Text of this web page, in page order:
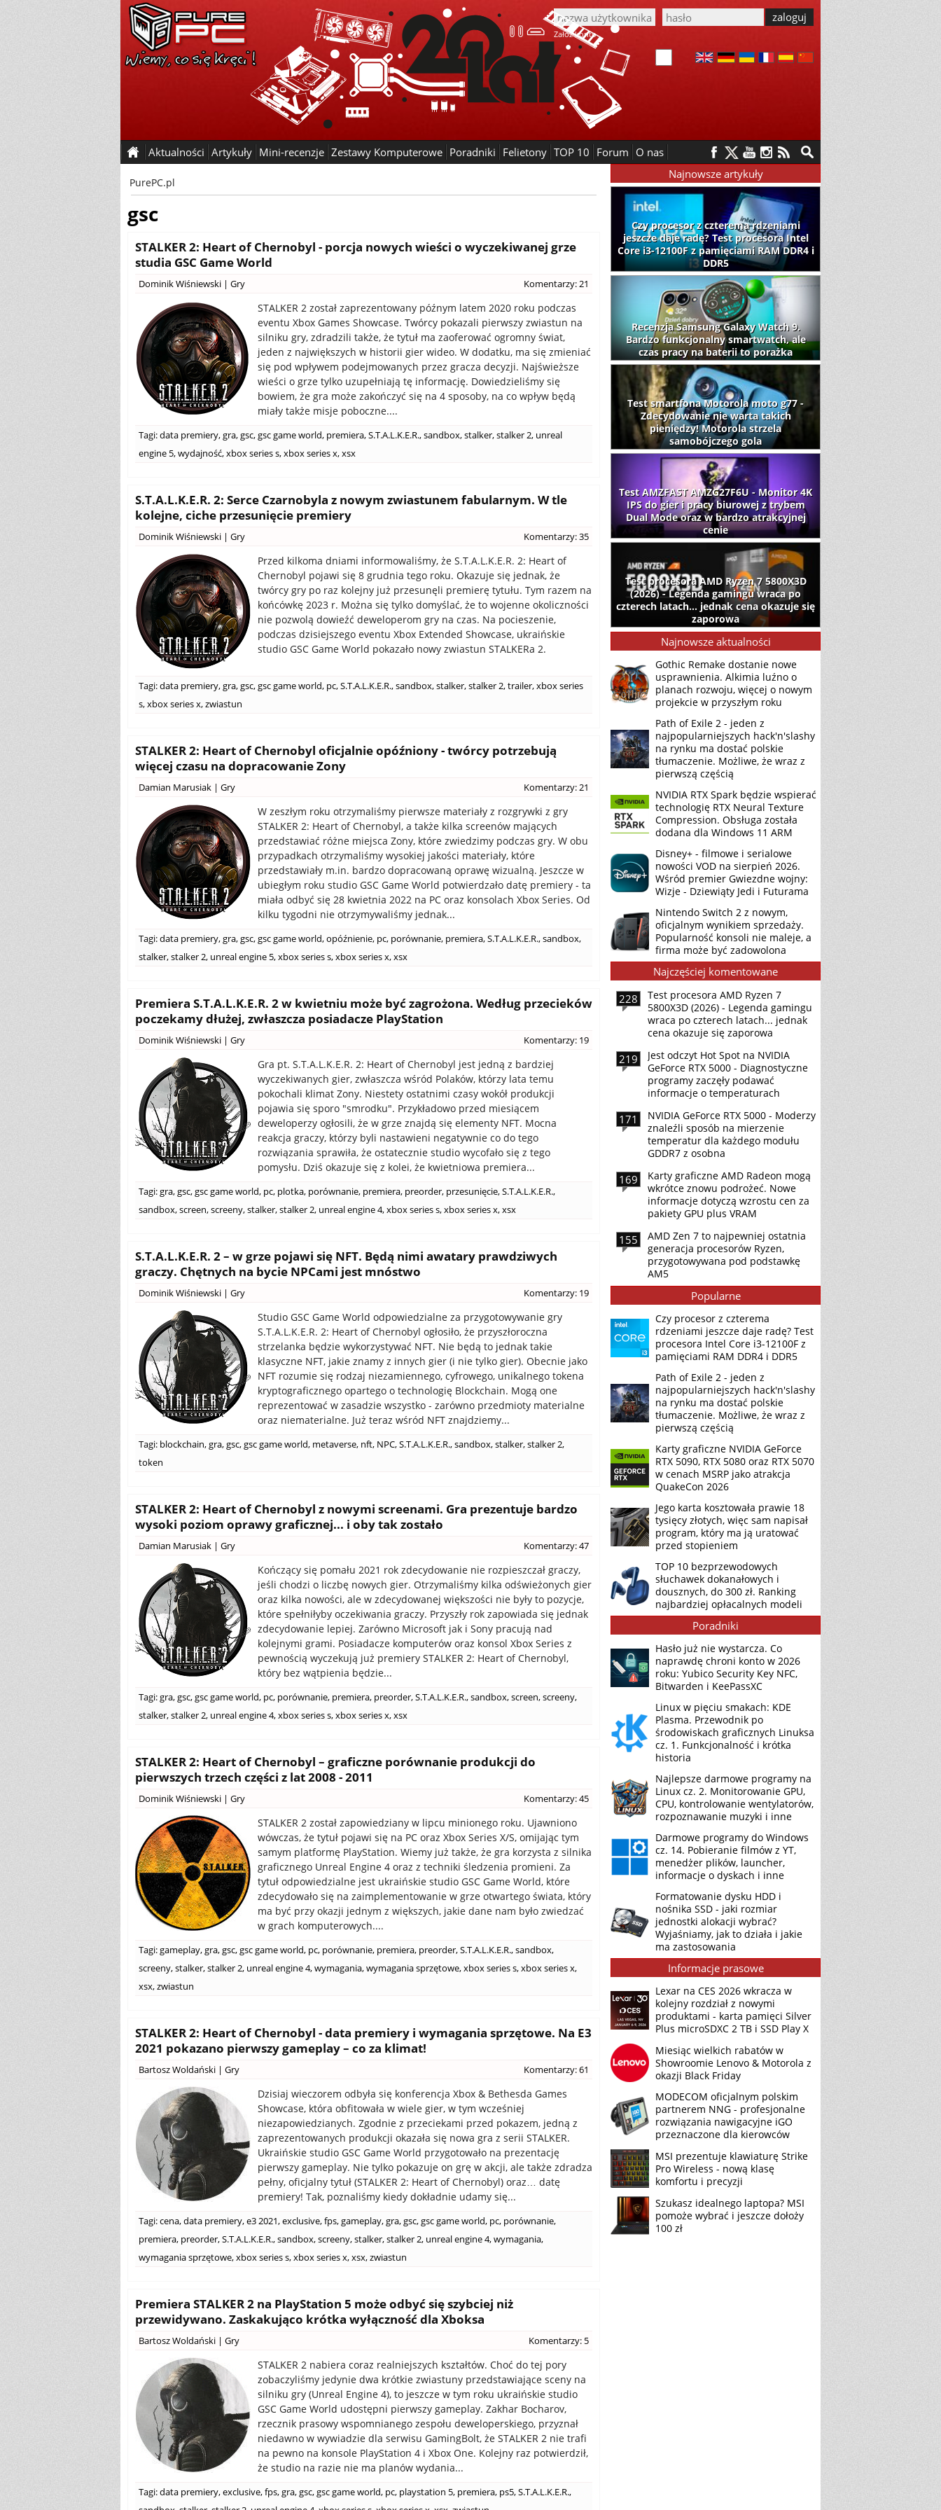
Załóż konto
Aktualności Artykuły Mini-recenzje Zestawy Komputerowe Poradniki Felietony TOP 10 Forum O nas
PurePC.pl
gsc
STALKER 2: Heart of Chernobyl - porcja nowych wieści o wyczekiwanej grze
studia GSC Game World
Dominik Wiśniewski | Gry Komentarzy: 21
STALKER 2 został zaprezentowany późnym latem 2020 roku podczas
eventu Xbox Games Showcase. Twórcy pokazali pierwszy zwiastun na
silniku gry, zdradzili także, że tytuł ma zaoferować ogromny świat,
jeden z największych w historii gier wideo. W dodatku, ma się zmieniać
się pod wpływem podejmowanych przez gracza decyzji. Najświeższe
wieści o grze tylko uzupełniają tę informację. Dowiedzieliśmy się
bowiem, że gra może zakończyć się na 4 sposoby, na co wpływ będą
miały także misje poboczne....
Tagi:data premiery,gra,gsc,gsc game world, premiera,S.T.A.L.K.E.R.,sandbox,stalker,stalker 2, unreal
engine 5,wydajność,xbox series s,xbox series x,xsx
S.T.A.L.K.E.R. 2: Serce Czarnobyla z nowym zwiastunem fabularnym. W tle
kolejne, ciche przesunięcie premiery
Dominik Wiśniewski | Gry Komentarzy: 35
Przed kilkoma dniami informowaliśmy, że S.T.A.L.K.E.R. 2: Heart of
Chernobyl pojawi się 8 grudnia tego roku. Okazuje się jednak, że
twórcy gry po raz kolejny już przesunęli premierę tytułu. Tym razem na
końcówkę 2023 r. Można się tylko domyślać, że to wojenne okoliczności
nie pozwolą dowieźć deweloperom gry na czas. Na pocieszenie,
podczas dzisiejszego eventu Xbox Extended Showcase, ukraińskie
studio GSC Game World pokazało nowy zwiastun STALKERa 2.
Tagi:data premiery,gra,gsc,gsc game world, pc,S.T.A.L.K.E.R.,sandbox,stalker,stalker 2,trailer,xbox series
s,xbox series x,zwiastun
STALKER 2: Heart of Chernobyl oficjalnie opóźniony - twórcy potrzebują
więcej czasu na dopracowanie Zony
Damian Marusiak | Gry Komentarzy: 21
W zeszłym roku otrzymaliśmy pierwsze materiały z rozgrywki z gry
STALKER 2: Heart of Chernobyl, a także kilka screenów mających
przedstawiać różne miejsca Zony, które zwiedzimy podczas gry. W obu
przypadkach otrzymaliśmy wysokiej jakości materiały, które
przedstawiały m.in. bardzo dopracowaną oprawę wizualną. Jeszcze w
ubiegłym roku studio GSC Game World potwierdzało datę premiery - ta
miała odbyć się 28 kwietnia 2022 na PC oraz konsolach Xbox Series. Od
kilku tygodni nie otrzymywaliśmy jednak...
Tagi:data premiery,gra,gsc,gsc game world,opóźnienie, pc, porównanie, premiera,S.T.A.L.K.E.R.,sandbox,
stalker,stalker 2, unreal engine 5,xbox series s,xbox series x,xsx
Premiera S.T.A.L.K.E.R. 2 w kwietniu może być zagrożona. Według przecieków
poczekamy dłużej, zwłaszcza posiadacze PlayStation
Dominik Wiśniewski | Gry Komentarzy: 19
Gra pt. S.T.A.L.K.E.R. 2: Heart of Chernobyl jest jedną z bardziej
wyczekiwanych gier, zwłaszcza wśród Polaków, którzy lata temu
pokochali klimat Zony. Niestety ostatnimi czasy wokół produkcji
pojawia się sporo "smrodku". Przykładowo przed miesiącem
deweloperzy ogłosili, że w grze znajdą się elementy NFT. Mocna
reakcja graczy, którzy byli nastawieni negatywnie co do tego
rozwiązania sprawiła, że ostatecznie studio wycofało się z tego
pomysłu. Dziś okazuje się z kolei, że kwietniowa premiera...
Tagi:gra,gsc,gsc game world, pc, plotka, porównanie, premiera, preorder, przesunięcie,S.T.A.L.K.E.R.,
sandbox,screen,screeny,stalker,stalker 2, unreal engine 4,xbox series s,xbox series x,xsx
S.T.A.L.K.E.R. 2 – w grze pojawi się NFT. Będą nimi awatary prawdziwych
graczy. Chętnych na bycie NPCami jest mnóstwo
Dominik Wiśniewski | Gry Komentarzy: 19
Studio GSC Game World odpowiedzialne za przygotowywanie gry
S.T.A.L.K.E.R. 2: Heart of Chernobyl ogłosiło, że przyszłoroczna
strzelanka będzie wykorzystywać NFT. Nie będą to jednak takie
klasyczne NFT, jakie znamy z innych gier (i nie tylko gier). Obecnie jako
NFT rozumie się rodzaj niezamiennego, cyfrowego, unikalnego tokena
kryptograficznego opartego o technologię Blockchain. Mogą one
reprezentować w zasadzie wszystko - zarówno przedmioty materialne
oraz niematerialne. Już teraz wśród NFT znajdziemy...
Tagi: blockchain,gra,gsc,gsc game world, metaverse, nft, NPC,S.T.A.L.K.E.R.,sandbox,stalker,stalker 2,
token
STALKER 2: Heart of Chernobyl z nowymi screenami. Gra prezentuje bardzo
wysoki poziom oprawy graficznej... i oby tak zostało
Damian Marusiak | Gry Komentarzy: 47
Kończący się pomału 2021 rok zdecydowanie nie rozpieszczał graczy,
jeśli chodzi o liczbę nowych gier. Otrzymaliśmy kilka odświeżonych gier
oraz kilka nowości, ale w zdecydowanej większości nie były to pozycje,
które spełniłyby oczekiwania graczy. Przyszły rok zapowiada się jednak
zdecydowanie lepiej. Zarówno Microsoft jak i Sony pracują nad
kolejnymi grami. Posiadacze komputerów oraz konsol Xbox Series z
pewnością wyczekują już premiery STALKER 2: Heart of Chernobyl,
który bez wątpienia będzie...
Tagi:gra,gsc,gsc game world, pc, porównanie, premiera, preorder,S.T.A.L.K.E.R.,sandbox,screen,screeny,
stalker,stalker 2, unreal engine 4,xbox series s,xbox series x,xsx
STALKER 2: Heart of Chernobyl – graficzne porównanie produkcji do
pierwszych trzech części z lat 2008 - 2011
Dominik Wiśniewski | Gry Komentarzy: 45
STALKER 2 został zapowiedziany w lipcu minionego roku. Ujawniono
wówczas, że tytuł pojawi się na PC oraz Xbox Series X/S, omijając tym
samym platformę PlayStation. Wiemy już także, że gra korzysta z silnika
graficznego Unreal Engine 4 oraz z techniki śledzenia promieni. Za
tytuł odpowiedzialne jest ukraińskie studio GSC Game World, które
zdecydowało się na zaimplementowanie w grze otwartego świata, który
ma być przy okazji jednym z większych, jakie dane nam było zwiedzać
w grach komputerowych....
Tagi:gameplay,gra,gsc,gsc game world, pc, porównanie, premiera, preorder,S.T.A.L.K.E.R.,sandbox,
screeny,stalker,stalker 2, unreal engine 4,wymagania,wymagania sprzętowe,xbox series s,xbox series x,
xsx,zwiastun
STALKER 2: Heart of Chernobyl - data premiery i wymagania sprzętowe. Na E3
2021 pokazano pierwszy gameplay – co za klimat!
Bartosz Woldański | Gry Komentarzy: 61
Dzisiaj wieczorem odbyła się konferencja Xbox & Bethesda Games
Showcase, która obfitowała w wiele gier, w tym wcześniej
niezapowiedzianych. Zgodnie z przeciekami przed pokazem, jedną z
zaprezentowanych produkcji okazała się nowa gra z serii STALKER.
Ukraińskie studio GSC Game World przygotowało na prezentację
pierwszy gameplay. Nie tylko pokazuje on grę w akcji, ale także zdradza
pełny, oficjalny tytuł (STALKER 2: Heart of Chernobyl) oraz… datę
premiery! Tak, poznaliśmy kiedy dokładnie udamy się...
Tagi:cena,data premiery,e3 2021,exclusive,fps,gameplay,gra,gsc,gsc game world, pc, porównanie,
premiera, preorder,S.T.A.L.K.E.R.,sandbox,screeny,stalker,stalker 2, unreal engine 4,wymagania,
wymagania sprzętowe,xbox series s,xbox series x,xsx,zwiastun
Premiera STALKER 2 na PlayStation 5 może odbyć się szybciej niż
przewidywano. Zaskakująco krótka wyłączność dla Xboksa
Bartosz Woldański | Gry Komentarzy: 5
STALKER 2 nabiera coraz realniejszych kształtów. Choć do tej pory
zobaczyliśmy jedynie dwa krótkie zwiastuny przedstawiające sceny na
silniku gry (Unreal Engine 4), to jeszcze w tym roku ukraińskie studio
GSC Game World udostępni pierwszy gameplay. Zakhar Bocharov,
rzecznik prasowy wspomnianego zespołu deweloperskiego, przyznał
niedawno w wywiadzie dla serwisu GamingBolt, że STALKER 2 nie trafi
na pewno na konsole PlayStation 4 i Xbox One. Kolejny raz potwierdził,
że studio na razie nie ma planów wydania...
Tagi:data premiery,exclusive,fps,gra,gsc,gsc game world, pc, playstation 5, premiera, ps5,S.T.A.L.K.E.R.,
Najnowsze artykuły
Czy procesor z czterema rdzeniami
jeszcze daje radę? Test procesora Intel
Core i3-12100F z pamięciami RAM DDR4 i
DDR5
Recenzja Samsung Galaxy Watch 9.
Bardzo funkcjonalny smartwatch, ale
czas pracy na baterii to porażka
Test smartfona Motorola moto g77 -
Zdecydowanie nie warta takich
pieniędzy! Motorola strzela
samobójczego gola
Test AMZFAST AMZG27F6U - Monitor 4K
IPS do gier i pracy biurowej z trybem
Dual Mode oraz w bardzo atrakcyjnej
cenie
Test procesora AMD Ryzen 7 5800X3D
(2026) - Legenda gamingu wraca po
czterech latach... jednak cena okazuje się
zaporowa
Najnowsze aktualności
Gothic Remake dostanie nowe
usprawnienia. Alkimia luźno o
planach rozwoju, więcej o nowym
projekcie w przyszłym roku
Path of Exile 2 - jeden z
najpopularniejszych hack'n'slashy
na rynku ma dostać polskie
tłumaczenie. Możliwe, że wraz z
pierwszą częścią
NVIDIA RTX Spark będzie wspierać
technologię RTX Neural Texture
Compression. Obsługa została
dodana dla Windows 11 ARM
Disney+ - filmowe i serialowe
nowości VOD na sierpień 2026.
Wśród premier Gwiezdne wojny:
Wizje - Dziewiąty Jedi i Futurama
Nintendo Switch 2 z nowym,
oficjalnym wynikiem sprzedaży.
Popularność konsoli nie maleje, a
firma może być zadowolona
Najczęściej komentowane
228
Test procesora AMD Ryzen 7
5800X3D (2026) - Legenda gamingu
wraca po czterech latach... jednak
cena okazuje się zaporowa
219
Jest odczyt Hot Spot na NVIDIA
GeForce RTX 5000 - Diagnostyczne
programy zaczęły podawać
informacje o temperaturach
171
NVIDIA GeForce RTX 5000 - Moderzy
znaleźli sposób na mierzenie
temperatur dla każdego modułu
GDDR7 z osobna
169
Karty graficzne AMD Radeon mogą
wkrótce znowu podrożeć. Nowe
informacje dotyczą wzrostu cen za
pakiety GPU plus VRAM
155
AMD Zen 7 to najpewniej ostatnia
generacja procesorów Ryzen,
przygotowywana pod podstawkę
AM5
Popularne
Czy procesor z czterema
rdzeniami jeszcze daje radę? Test
procesora Intel Core i3-12100F z
pamięciami RAM DDR4 i DDR5
Path of Exile 2 - jeden z
najpopularniejszych hack'n'slashy
na rynku ma dostać polskie
tłumaczenie. Możliwe, że wraz z
pierwszą częścią
Karty graficzne NVIDIA GeForce
RTX 5090, RTX 5080 oraz RTX 5070
w cenach MSRP jako atrakcja
QuakeCon 2026
Jego karta kosztowała prawie 18
tysięcy złotych, więc sam napisał
program, który ma ją uratować
przed stopieniem
TOP 10 bezprzewodowych
słuchawek dokanałowych i
dousznych, do 300 zł. Ranking
najbardziej opłacalnych modeli
Poradniki
Hasło już nie wystarcza. Co
naprawdę chroni konto w 2026
roku: Yubico Security Key NFC,
Bitwarden i KeePassXC
Linux w pięciu smakach: KDE
Plasma. Przewodnik po
środowiskach graficznych Linuksa
cz. 1. Funkcjonalność i krótka
historia
Najlepsze darmowe programy na
Linux cz. 2. Monitorowanie GPU,
CPU, kontrolowanie wentylatorów,
rozpoznawanie muzyki i inne
Darmowe programy do Windows
cz. 14. Pobieranie filmów z YT,
menedżer plików, launcher,
informacje o dyskach i inne
Formatowanie dysku HDD i
nośnika SSD - jaki rozmiar
jednostki alokacji wybrać?
Wyjaśniamy, jak to działa i jakie
ma zastosowania
Informacje prasowe
Lexar na CES 2026 wkracza w
kolejny rozdział z nowymi
produktami - karta pamięci Silver
Plus microSDXC 2 TB i SSD Play X
Miesiąc wielkich rabatów w
Showroomie Lenovo & Motorola z
okazji Black Friday
MODECOM oficjalnym polskim
partnerem NNG - profesjonalne
rozwiązania nawigacyjne iGO
przeznaczone dla kierowców
MSI prezentuje klawiaturę Strike
Pro Wireless - nową klasę
komfortu i precyzji
Szukasz idealnego laptopa? MSI
pomoże wybrać i jeszcze dołoży
100 zł